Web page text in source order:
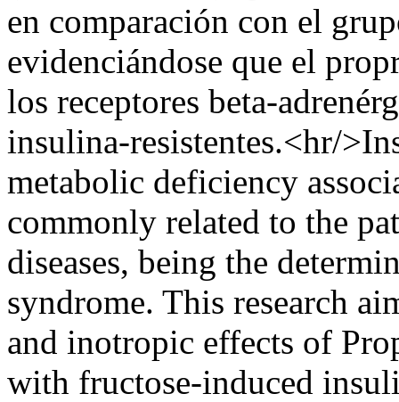
en comparación con el
evidenciándose que el
los receptores beta-
insulina-resistentes.<hr/
metabolic deficiency
commonly related to the
diseases, being the
syndrome. This research
and inotropic effects of
with fructose-induced